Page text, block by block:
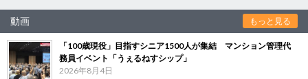
動画 もっと見る
「100歳現役」目指すシニア1500人が集結 マンション管理代
務員イベント「うぇるねすシップ」
2026年8月4日